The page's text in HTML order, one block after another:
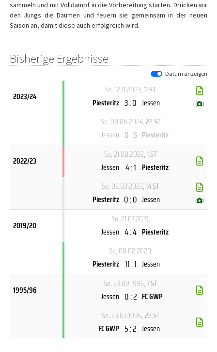
sammeln und mit Volldampf in die Vorbereitung starten. Drücken wir
den Jungs die Daumen und feuern sie gemeinsam in der neuen
Saison an, damit diese auch erfolgreich wird.
Bisherige Ergebnisse
Datum anzeigen
2023/24
So, 12.11.2023, 11.ST
Piesteritz 3 : 0 Jessen ( )
Sa, 08.06.2024, 22.ST
Jessen 0 : 6 Piesteritz
2022/23
So, 21.08.2022, 1.ST
Jessen 4 : 1 Piesteritz
So, 05.03.2023, 14.ST
Piesteritz 0 : 0 Jessen ( )
2019/20
So, 21.07.2019,
Jessen 4 : 4 Piesteritz
Sa, 08.02.2020,
Piesteritz 11 : 1 Jessen
1995/96
Sa, 23.09.1995, 7.ST
Jessen 0 : 2 FC GWP
Sa, 23.03.1996, 22.ST
FC GWP 5 : 2 Jessen